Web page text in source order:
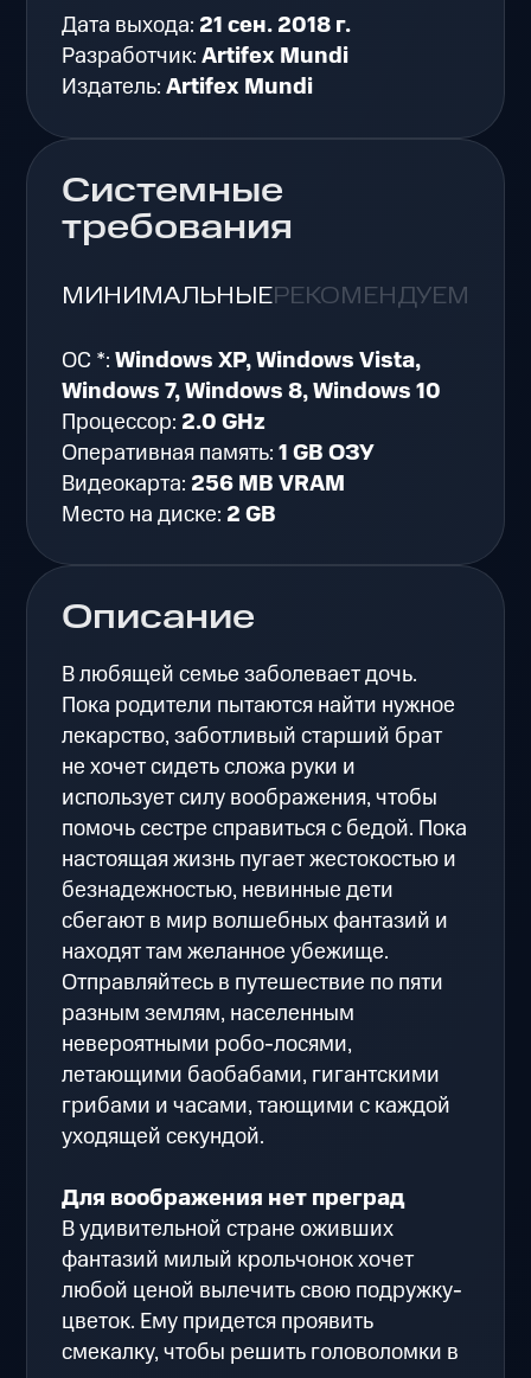
Описание
В любящей семье заболевает дочь.
Пока родители пытаются найти нужное
лекарство, заботливый старший брат
не хочет сидеть сложа руки и
использует силу воображения, чтобы
помочь сестре справиться с бедой. Пока
настоящая жизнь пугает жестокостью и
безнадежностью, невинные дети
сбегают в мир волшебных фантазий и
находят там желанное убежище.
Отправляйтесь в путешествие по пяти
разным землям, населенным
невероятными робо-лосями,
летающими баобабами, гигантскими
грибами и часами, тающими с каждой
уходящей секундой.
Для воображения нет преград
В удивительной стране оживших
фантазий милый крольчонок хочет
любой ценой вылечить свою подружку-
цветок. Ему придется проявить
смекалку, чтобы решить головоломки в
Дата выхода: 21 сен. 2018 г.
Разработчик:Artifex Mundi
Издатель:Artifex Mundi
Системные
требования
МИНИМАЛЬНЫЕРЕКОМЕНДУЕМЫЕ
ОС *:Windows XP, Windows Vista,
Windows 7, Windows 8, Windows 10
Процессор: 2.0 GHz
Оперативная память:1 GB ОЗУ
Видеокарта: 256 MB VRAM
Место на диске: 2 GB